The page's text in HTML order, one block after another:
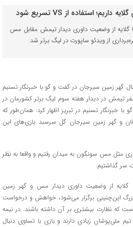
گلایه از وضعیت داوری دیدار تیمش مقابل مس
از ویدئو ساپورت در لیگ برتر شد.
زمین سیرجان در گفت و گو با خبرنگار تسنیم
پس از شکست ۳ بر صفر تیمش در دیدار هفته سوم لیگ برتر کشورمان در
خبرنگار تسنیم در تبریز اظهار کرد: همان‌طور که
و گهر زمین سیرجان گل سرسبد بازی‌های این
مثل مس سونگون به میدان رفتیم و واقعا به نظر
سر گذاشتیم.
گلایه از وضعیت داوری دیدار مس و گهر زمین
این‌چنینی برگزار می‌شود، خواهش و درخواست
که نظارت بیشتری بر آن داشته باشند. در نیمه
ملی‌پوشان زیادی دارند و بازی با تساوی دنبال